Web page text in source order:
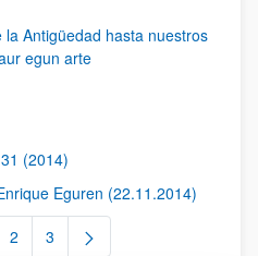
Antigüedad hasta nuestros
egun arte
(2014)
Eguren (22.11.2014)
Página
2 Página
3